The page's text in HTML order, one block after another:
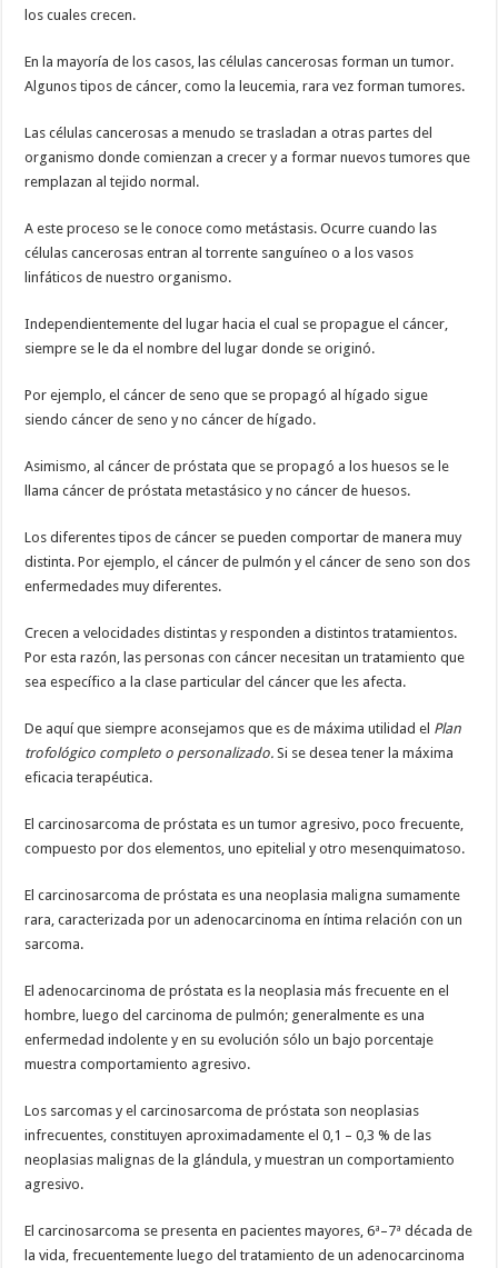
los cuales crecen.
En la mayoría de los casos, las células cancerosas forman un tumor.
Algunos tipos de cáncer, como la leucemia, rara vez forman tumores.
Las células cancerosas a menudo se trasladan a otras partes del
organismo donde comienzan a crecer y a formar nuevos tumores que
remplazan al tejido normal.
A este proceso se le conoce como metástasis. Ocurre cuando las
células cancerosas entran al torrente sanguíneo o a los vasos
linfáticos de nuestro organismo.
Independientemente del lugar hacia el cual se propague el cáncer,
siempre se le da el nombre del lugar donde se originó.
Por ejemplo, el cáncer de seno que se propagó al hígado sigue
siendo cáncer de seno y no cáncer de hígado.
Asimismo, al cáncer de próstata que se propagó a los huesos se le
llama cáncer de próstata metastásico y no cáncer de huesos.
Los diferentes tipos de cáncer se pueden comportar de manera muy
distinta. Por ejemplo, el cáncer de pulmón y el cáncer de seno son dos
enfermedades muy diferentes.
Crecen a velocidades distintas y responden a distintos tratamientos.
Por esta razón, las personas con cáncer necesitan un tratamiento que
sea específico a la clase particular del cáncer que les afecta.
De aquí que siempre aconsejamos que es de máxima utilidad el Plan
trofológico completo o personalizado.Si se desea tener la máxima
eficacia terapéutica.
El carcinosarcoma de próstata es un tumor agresivo, poco frecuente,
compuesto por dos elementos, uno epitelial y otro mesenquimatoso.
El carcinosarcoma de próstata es una neoplasia maligna sumamente
rara, caracterizada por un adenocarcinoma en íntima relación con un
sarcoma.
El adenocarcinoma de próstata es la neoplasia más frecuente en el
hombre, luego del carcinoma de pulmón; generalmente es una
enfermedad indolente y en su evolución sólo un bajo porcentaje
muestra comportamiento agresivo.
Los sarcomas y el carcinosarcoma de próstata son neoplasias
infrecuentes, constituyen aproximadamente el 0,1 – 0,3 % de las
neoplasias malignas de la glándula, y muestran un comportamiento
agresivo.
El carcinosarcoma se presenta en pacientes mayores, 6ª–7ª década de
la vida, frecuentemente luego del tratamiento de un adenocarcinoma